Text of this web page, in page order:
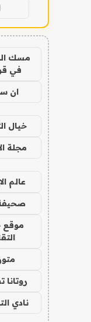
مسك
في
ان
خيال
مجلة
عالم
موقع
روتانا
نادي